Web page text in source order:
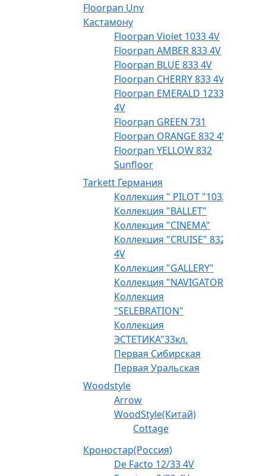
Floorpan Unv
Кастамону
Floorpan Violet 1033 4V
Floorpan AMBER 833 4V
Floorpan BLUE 833 4V
Floorpan CHERRY 833 4V
Floorpan EMERALD 1233
4V
Floorpan GREEN 731
Floorpan ORANGE 832 4V
Floorpan YELLOW 832
Sunfloor
Tarkett Германия
Коллекция " PILOT "1033
Коллекция "BALLET"
Коллекция "CINEMA"
Коллекция "CRUISE" 832
4V
Коллекция "GALLERY"
Коллекция "NAVIGATOR"
Коллекция
"SELEBRATION"
Коллекция
ЭСТЕТИКА"33кл.
Первая Сибирская
Первая Уральская
Woodstyle
Arrow
WoodStyle(Китай)
Cottage
Кроностар(Россия)
De Facto 12/33 4V